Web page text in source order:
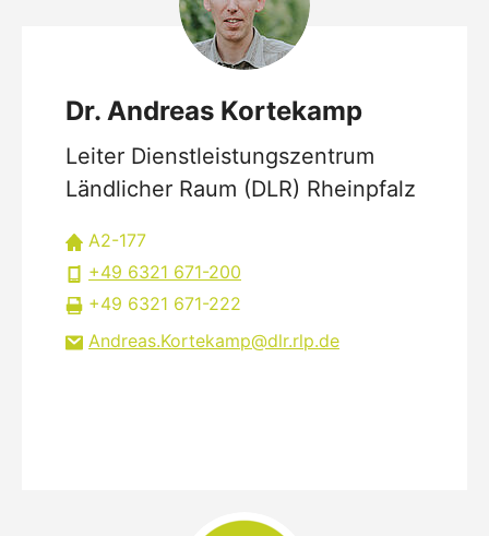
Dr. Andreas Kortekamp
Leiter Dienstleistungszentrum
Ländlicher Raum (DLR) Rheinpfalz
A2-177
+49 6321 671-200
+49 6321 671-222
Andreas.Kortekamp
dlr.rlp de